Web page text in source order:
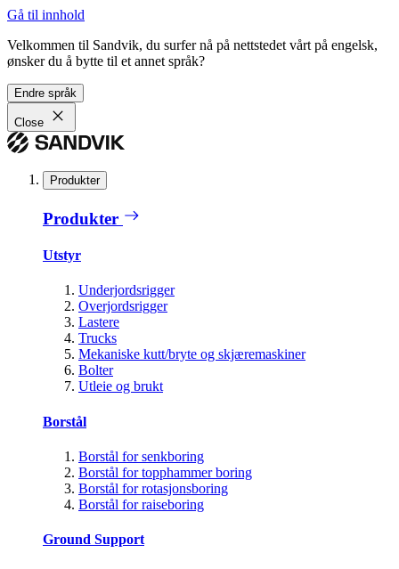
Gå til innhold
Velkommen til Sandvik, du surfer nå på nettstedet vårt på engelsk,
ønsker du å bytte til et annet språk?
Endre språk
Close
Produkter
Produkter
Utstyr
Underjordsrigger
Overjordsrigger
Lastere
Trucks
Mekaniske kutt/bryte og skjæremaskiner
Bolter
Utleie og brukt
Borstål
Borstål for senkboring
Borstål for topphammer boring
Borstål for rotasjonsboring
Borstål for raiseboring
Ground Support